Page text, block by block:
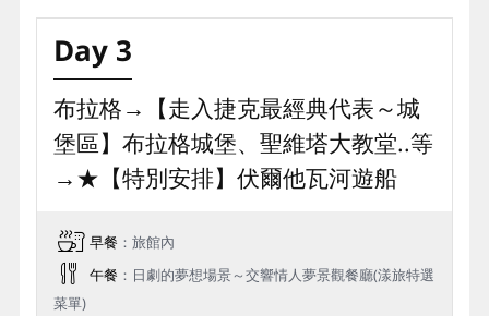
Day 3
布拉格→【走入捷克最經典代表～城
堡區】布拉格城堡、聖維塔大教堂..等
→★【特別安排】伏爾他瓦河遊船
早餐 ：旅館內
午餐 ：日劇的夢想場景～交響情人夢景觀餐廳(漾旅特選
菜單)